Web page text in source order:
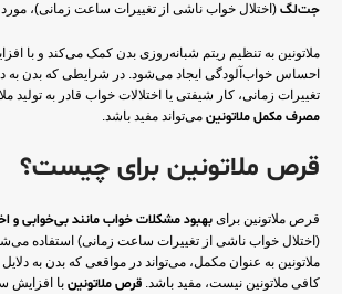
جت‌لگ (اختلال خواب ناشی از تغییرات ساعت زمانی)، مورد
ملاتونین به تنظیم ریتم شبانه‌روزی بدن کمک می‌کند و با
احساس خواب‌آلودگی ایجاد می‌شود. در شرایطی که بدن به
تغییرات زمانی، کار شیفتی یا اختلالات خواب قادر به تولید
مصرف مکمل ملاتونین می‌تواند مفید باشد.
قرص ملاتونین برای چیست؟
قرص ملاتونین برای بهبود مشکلات خواب مانند بی‌خوابی و
(اختلال خواب ناشی از تغییرات ساعت زمانی) استفاده
ملاتونین به عنوان مکمل، می‌تواند در مواقعی که بدن به
کافی ملاتونین نیست، مفید باشد. قرص ملاتونین با افزایش